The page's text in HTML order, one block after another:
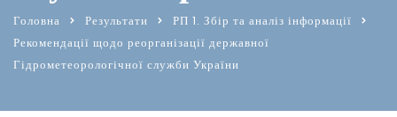
Головна Результати
РП 1. Збір та аналіз інформації
Рекомендації щодо реорганізації державної
Гідрометеорологічної служби України